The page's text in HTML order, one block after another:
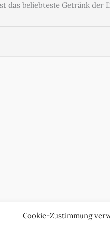
Cookie-Zustimmung
das beliebteste Getränk der